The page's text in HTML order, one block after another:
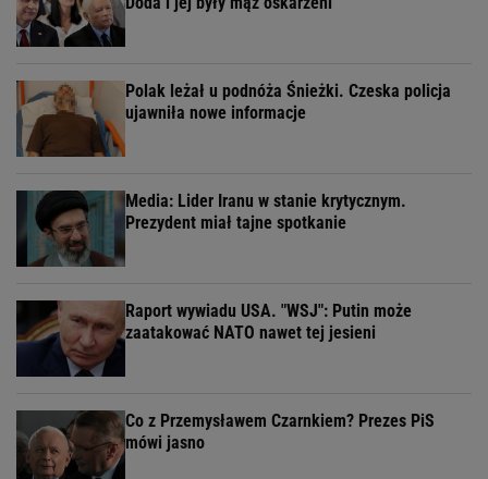
Polak leżał u podnóża Śnieżki. Czeska policja
ujawniła nowe informacje
Media: Lider Iranu w stanie krytycznym.
Prezydent miał tajne spotkanie
Raport wywiadu USA. "WSJ": Putin może
zaatakować NATO nawet tej jesieni
Co z Przemysławem Czarnkiem? Prezes PiS
mówi jasno